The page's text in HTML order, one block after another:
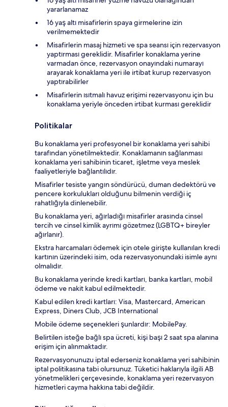
yararlanamaz
16 yaş altı misafirlerin spaya girmelerine izin
verilmemektedir
Misafirlerin masaj hizmeti ve spa seansı için rezervasyon
yaptırması gereklidir. Misafirler konaklama yerine
varmadan önce, rezervasyon onayındaki numarayı
arayarak konaklama yeri ile irtibat kurup rezervasyon
yaptırabilirler
Misafirlerin ısıtmalı havuz erişimi rezervasyonu için bu
konaklama yeriyle önceden irtibat kurması gereklidir
Politikalar
Bu konaklama yeri profesyonel bir konaklama yeri sahibi
tarafından yönetilmektedir. Konaklamanın sağlanması
konaklama yeri sahibinin ticaret, işletme veya meslek
faaliyetleriyle bağlantılıdır.
Misafirler tesiste yangın söndürücü, duman dedektörü ve
pencere korkulukları olduğunu bilmenin verdiği iç
rahatlığıyla dinlenebilir.
Bu konaklama yeri, ağırladığı misafirler arasında cinsel
tercih ve cinsel kimlik ayrımı gözetmez (LGBTQ+ bireyler
ağırlanır).
Ekstra harcamaları ödemek için otele girişte kullanılan kredi
kartının üzerindeki isim, oda rezervasyonundaki isimle aynı
olmalıdır.
Bu konaklama yerinde kredi kartları, banka kartları, mobil
ödeme ve nakit kabul edilmektedir.
Kabul edilen kredi kartları: Visa, Mastercard, American
Express, Diners Club, JCB International
Mobile ödeme seçenekleri şunlardır: MobilePay.
Belirtilen isteğe bağlı spa ücreti, kişi başı 2 saat spa alanına
erişim için alınmaktadır.
Rezervasyonunuzu iptal ederseniz konaklama yeri sahibinin
iptal politikasına tabi olursunuz. Tüketici haklarıyla ilgili AB
yönetmelikleri çerçevesinde, konaklama yeri rezervasyon
hizmetleri cayma hakkına tabi değildir.